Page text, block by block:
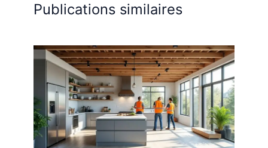
Publications similaires